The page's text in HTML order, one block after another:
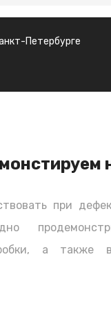
Петербурге
при
а также